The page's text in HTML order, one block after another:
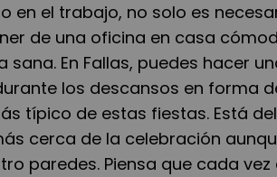
en el trabajo, no solo es
de una oficina en casa
En Fallas, puedes hacer
los descansos en forma
típico de estas fiestas. Está
cerca de la celebración
paredes. Piensa que cada